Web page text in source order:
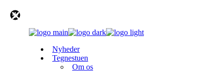
Nyheder
Tegnestuen
Om os